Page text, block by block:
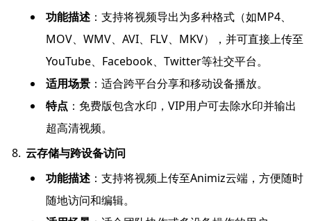
功能描述：支持将视频导出为多种格式（如MP4、
MOV、WMV、AVI、FLV、MKV），并可直接上传至
YouTube、Facebook、Twitter等社交平台。
适用场景：适合跨平台分享和移动设备播放。
特点 ：免费版包含水印，VIP用户可去除水印并输出
超高清视频。
云存储与跨设备访问
功能描述：支持将视频上传至Animiz云端，方便随时
随地访问和编辑。